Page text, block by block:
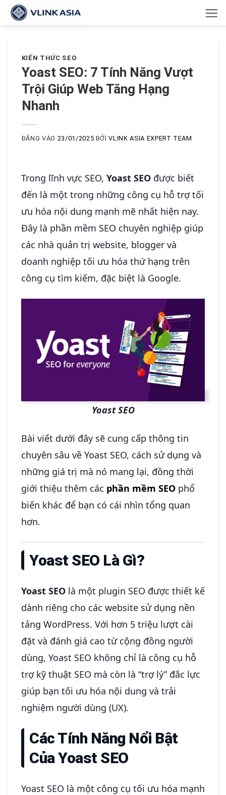
Bỏ
qua
KIẾN THỨC SEO
Yoast SEO: 7 Tính Năng Vượt
Trội Giúp Web Tăng Hạng
Nhanh
ĐĂNG VÀO 23/01/2025 BỞIVLINK ASIA EXPERT TEAM
Trong lĩnh vực SEO, Yoast SEO được biết
đến là một trong những công cụ hỗ trợ tối
ưu hóa nội dung mạnh mẽ nhất hiện nay.
Đây là phần mềm SEO chuyên nghiệp giúp
các nhà quản trị website, blogger và
doanh nghiệp tối ưu hóa thứ hạng trên
công cụ tìm kiếm, đặc biệt là Google.
Yoast SEO
Bài viết dưới đây sẽ cung cấp thông tin
chuyên sâu về Yoast SEO, cách sử dụng và
những giá trị mà nó mang lại, đồng thời
giới thiệu thêm các phần mềm SEO phổ
biến khác để bạn có cái nhìn tổng quan
hơn.
Yoast SEO Là Gì?
Yoast SEO là một plugin SEO được thiết kế
dành riêng cho các website sử dụng nền
tảng WordPress. Với hơn 5 triệu lượt cài
đặt và đánh giá cao từ cộng đồng người
dùng, Yoast SEO không chỉ là công cụ hỗ
trợ kỹ thuật SEO mà còn là “trợ lý” đắc lực
giúp bạn tối ưu hóa nội dung và trải
nghiệm người dùng (UX).
Các Tính Năng Nổi Bật
Của Yoast SEO
Yoast SEO là một công cụ tối ưu hóa mạnh